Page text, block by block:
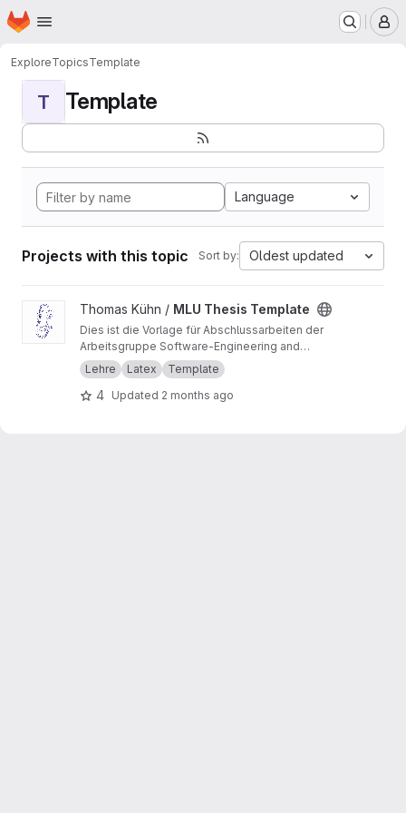
Skip to main content
Homepage
ExploreTopicsTemplate
T Template
Language
Projects with this topic Sort by: Oldest updated
View MLU Thesis Template project
Thomas Kühn / MLU Thesis Template
Dies ist die Vorlage für Abschlussarbeiten der
Arbeitsgruppe Software-Engineering and
Programmiersprachen des Institutes für
Informatik an der Martin-Luther-Universität
Halle-Wittenberg.
Lehre Latex Template
4 Updated 2 months ago